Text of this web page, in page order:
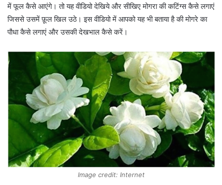
में फूल कैसे आएंगे। तो यह वीडियो देखिये और सीखिए मोगरा की कटिंग्स कैसे लगाएं
जिससे उसमें फ़ूल खिल उठे। इस वीडियो में आपको यह भी बताया है की मोगरे का
पौधा कैसे लगाएं और उसकी देखभाल कैसे करें।
Image credit: Internet